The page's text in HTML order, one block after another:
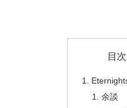
目次
余談